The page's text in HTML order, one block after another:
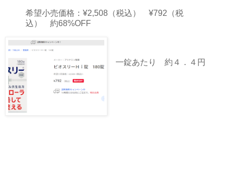
希望小売価格：¥2,508（税込） ¥792（税
込） 約68%OFF
一錠あたり 約４．４円